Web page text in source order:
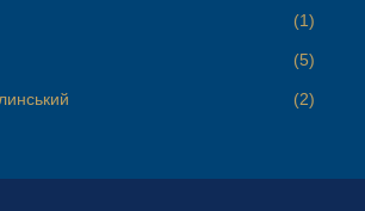
(1)
(5)
(2)